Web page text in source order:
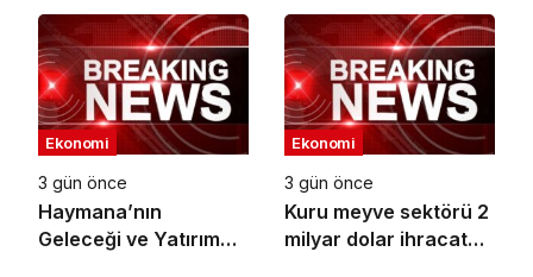
Şekillendirecek Genç
Yetenekleri Arıyor
yüzde 28 artışla 5,8
trilyon TL’yi aştı
Ekonomi
3 gün önce
Haymana’nın
Geleceği ve Yatırım
Ekonomi
3 gün önce
Kuru meyve sektörü 2
milyar dolar ihracat